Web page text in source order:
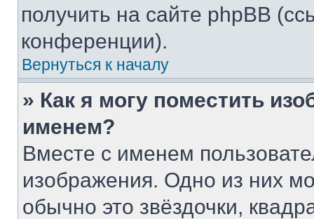
получить на сайте phpBB
конференции).
Вернуться к началу
» Как я могу поместить
именем?
Вместе с именем
изображения. Одно из них
обычно это звёздочки,